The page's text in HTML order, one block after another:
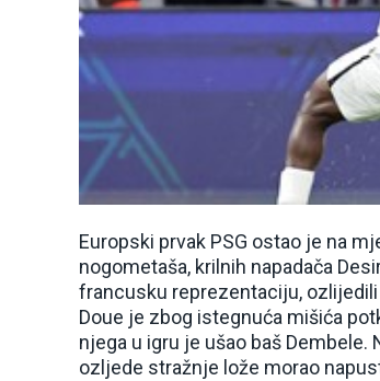
Europski prvak PSG ostao je na
nogometaša, krilnih napadača
francusku reprezentaciju,
Doue je zbog istegnuća mišića
njega u igru je ušao baš Dembele.
ozljede stražnje lože morao